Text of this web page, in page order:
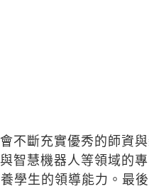
不斷充實優秀的師資
智慧機器人等領域的專
學生的領導能力。最